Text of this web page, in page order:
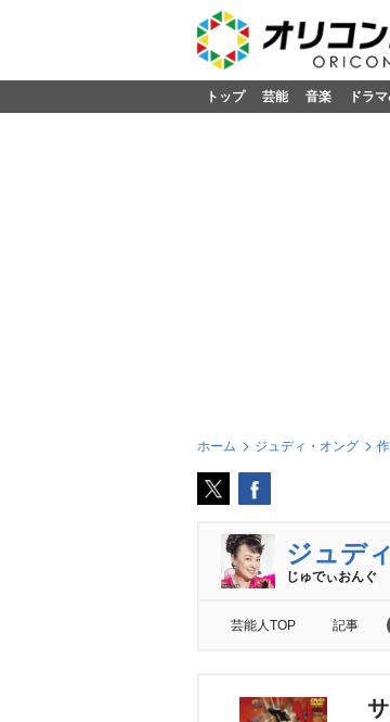
トップ 芸能 音楽 ドラ
ホーム ジュディ・オング
ジュデ
じゅでぃおんぐ
芸能人TOP 記事